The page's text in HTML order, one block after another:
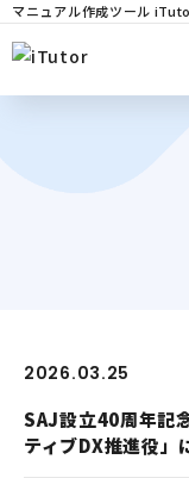
マニュアル作成ツール
2026.03.25
SAJ設立40周年記
ティブDX推進役